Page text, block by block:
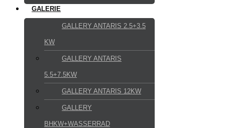
GALERIE
GALLERY ANTARIS 2.5+3.5
KW
GALLERY ANTARIS
5.5+7.5KW
GALLERY ANTARIS 12KW
GALLERY
BHKW+WASSERRAD